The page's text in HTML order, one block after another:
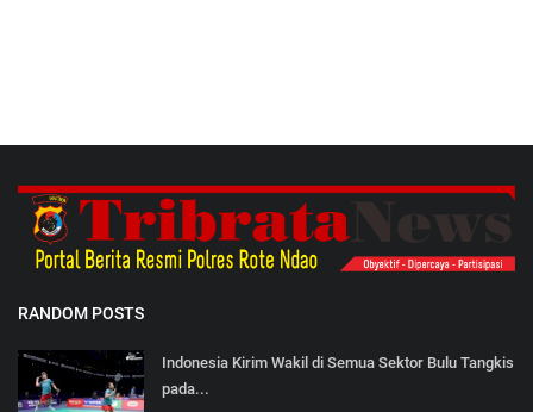
RANDOM POSTS
Indonesia Kirim Wakil di Semua Sektor Bulu Tangkis
pada...